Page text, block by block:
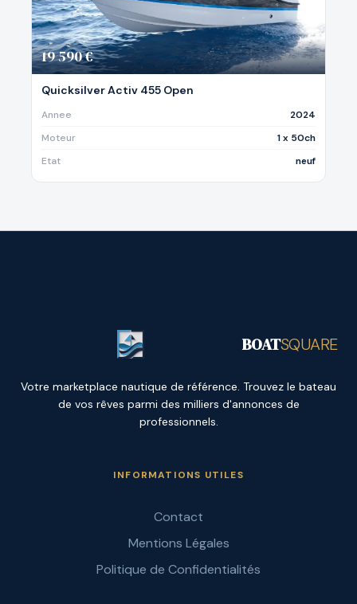
19 590 €
Quicksilver Activ 455 Open
Annee
2024
Moteur
1 x 50ch
Etat
neuf
BOATSQUARE
Votre marketplace nautique de référence. Trouvez le bateau
de vos rêves parmi des milliers d'annonces de
professionnels.
INFORMATIONS UTILES
Contact
Mentions Légales
Politique de Confidentialités